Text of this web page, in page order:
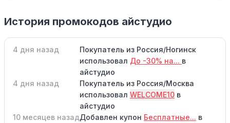
История промокодов айстудио
4 дня назад
Покупатель из Россия/Ногинск
использовал До -30% на... в
айстудио
4 дня назад
Покупатель из Россия/Москва
использовал WELCOME10 в
айстудио
10 месяцев назадДобавлен купон Бесплатные... в